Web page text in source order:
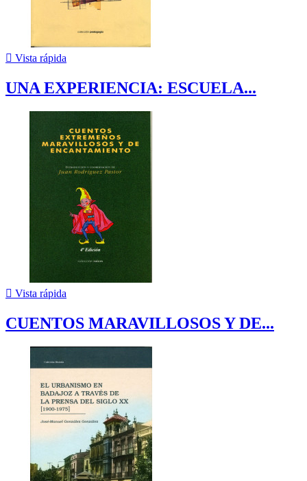
 Vista rápida
UNA EXPERIENCIA: ESCUELA...
 Vista rápida
CUENTOS MARAVILLOSOS Y DE...